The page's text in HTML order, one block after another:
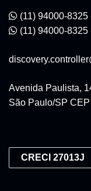
(11) 94000-8325
(11) 94000-8325
Avenida Paulista,
São Paulo/SP
CRECI 27013J